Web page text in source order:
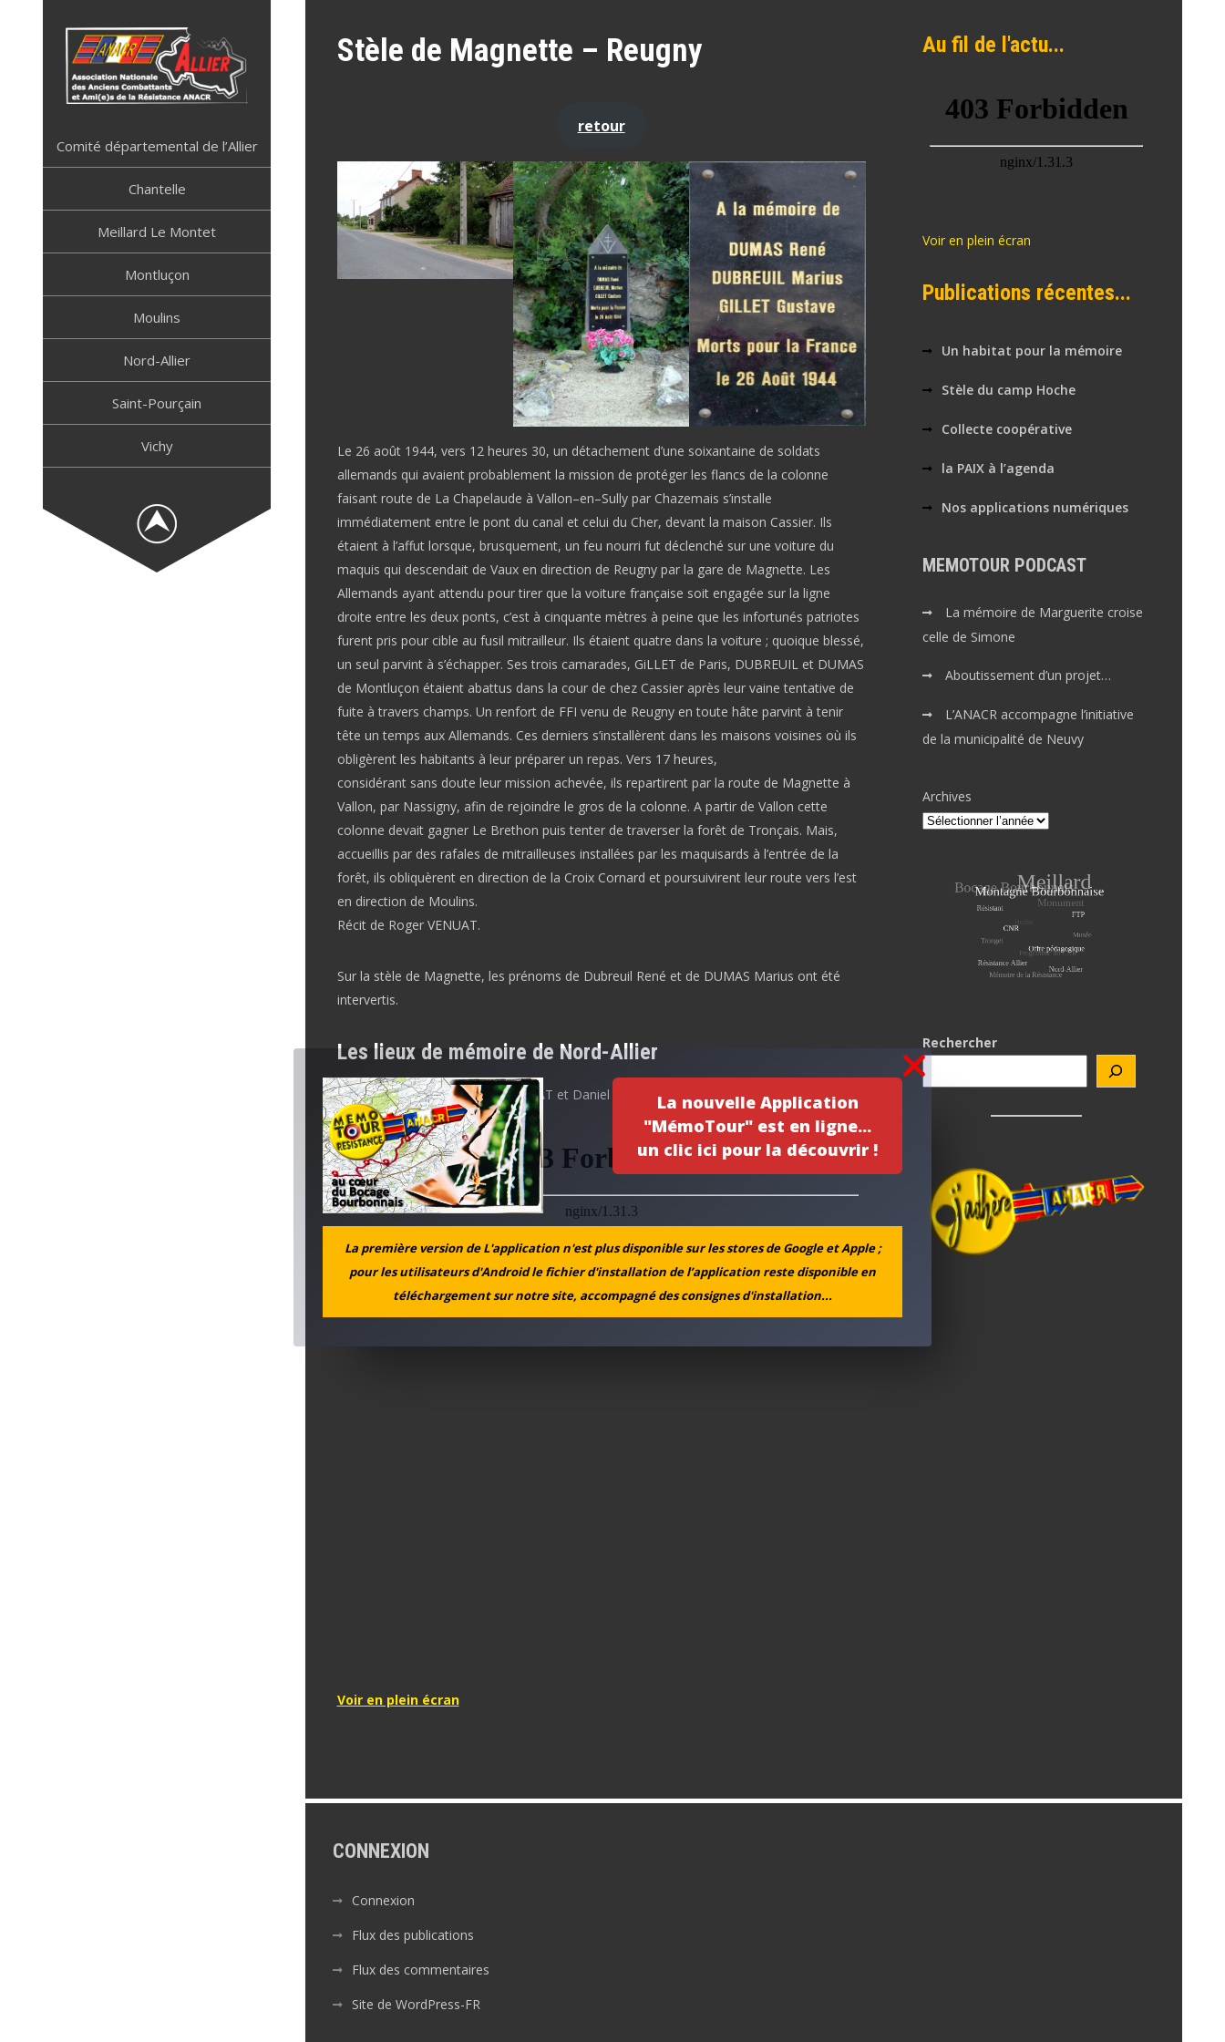
La nouvelle Application
"MémoTour" est en ligne...
un clic ici pour la découvrir !
La première version de L'application n'est plus disponible sur les stores de Google et Apple ;
pour les utilisateurs d'Android le fichier d'installation de l’application reste disponible en
téléchargement sur notre site, accompagné des consignes d'installation...
Comité départemental de l’Allier
Chantelle
Meillard Le Montet
Montluçon
Moulins
Nord-Allier
Saint-Pourçain
Vichy
Stèle de Magnette – Reugny
retour
Le 26 août 1944, vers 12 heures 30, un détachement d’une soixantaine de soldats
allemands qui avaient probablement la mission de protéger les flancs de la colonne
faisant route de La Chapelaude à Vallon–en–Sully par Chazemais s’installe
immédiatement entre le pont du canal et celui du Cher, devant la maison Cassier. Ils
étaient à l’affut lorsque, brusquement, un feu nourri fut déclenché sur une voiture du
maquis qui descendait de Vaux en direction de Reugny par la gare de Magnette. Les
Allemands ayant attendu pour tirer que la voiture française soit engagée sur la ligne
droite entre les deux ponts, c’est à cinquante mètres à peine que les infortunés patriotes
furent pris pour cible au fusil mitrailleur. Ils étaient quatre dans la voiture ; quoique blessé,
un seul parvint à s’échapper. Ses trois camarades, GiLLET de Paris, DUBREUIL et DUMAS
de Montluçon étaient abattus dans la cour de chez Cassier après leur vaine tentative de
fuite à travers champs. Un renfort de FFI venu de Reugny en toute hâte parvint à tenir
tête un temps aux Allemands. Ces derniers s’installèrent dans les maisons voisines où ils
obligèrent les habitants à leur préparer un repas. Vers 17 heures,
considérant sans doute leur mission achevée, ils repartirent par la route de Magnette à
Vallon, par Nassigny, afin de rejoindre le gros de la colonne. A partir de Vallon cette
colonne devait gagner Le Brethon puis tenter de traverser la forêt de Tronçais. Mais,
accueillis par des rafales de mitrailleuses installées par les maquisards à l’entrée de la
forêt, ils obliquèrent en direction de la Croix Cornard et poursuivirent leur route vers l’est
en direction de Moulins.
Récit de Roger VENUAT.
Sur la stèle de Magnette, les prénoms de Dubreuil René et de DUMAS Marius ont été
intervertis.
Les lieux de mémoire de Nord-Allier
Inventaire réalisé par Roger VENUAT et Daniel LEVIEUX
Voir en plein écran
Au fil de l'actu...
Voir en plein écran
Publications récentes...
Un habitat pour la mémoire
Stèle du camp Hoche
Collecte coopérative
la PAIX à l’agenda
Nos applications numériques
MEMOTOUR PODCAST
La mémoire de Marguerite croise
celle de Simone
Aboutissement d’un projet…
L’ANACR accompagne l’initiative
de la municipalité de Neuvy
Archives
Rechercher
CONNEXION
Connexion
Flux des publications
Flux des commentaires
Site de WordPress-FR